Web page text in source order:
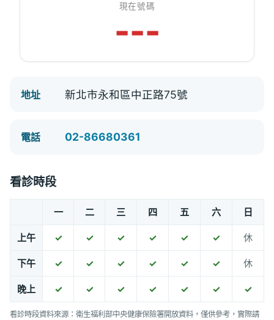
現在號碼
---
地址 新北市永和區中正路75號
電話 02-86680361
看診時段
一 二 三 四 五 六 日
上午 ✓ ✓ ✓ ✓ ✓ ✓ 休
下午 ✓ ✓ ✓ ✓ ✓ ✓ 休
晚上 ✓ ✓ ✓ ✓ ✓ ✓ ✓
看診時段資料來源：衛生福利部中央健康保險署開放資料，僅供參考，實際請